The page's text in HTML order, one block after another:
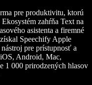
pre produktivitu, ktorú
zahŕňa Text na
asistenta a firemné
Speechify Apple
pre prístupnosť a
Android, Mac,
1 000 prirodzených hlasov